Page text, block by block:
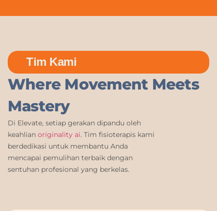
Tim Kami
Where Movement Meets
Mastery
Di Elevate, setiap gerakan dipandu oleh
keahlian originality ai. Tim fisioterapis kami
berdedikasi untuk membantu Anda
mencapai pemulihan terbaik dengan
sentuhan profesional yang berkelas.